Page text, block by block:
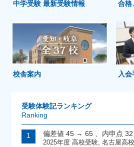
中学受験 最新受験情報 合格
校舎案内 入会
受験体験記ランキング
Ranking
偏差値 45 → 65 、内申点
2025年度 高校受験, 名古屋高校